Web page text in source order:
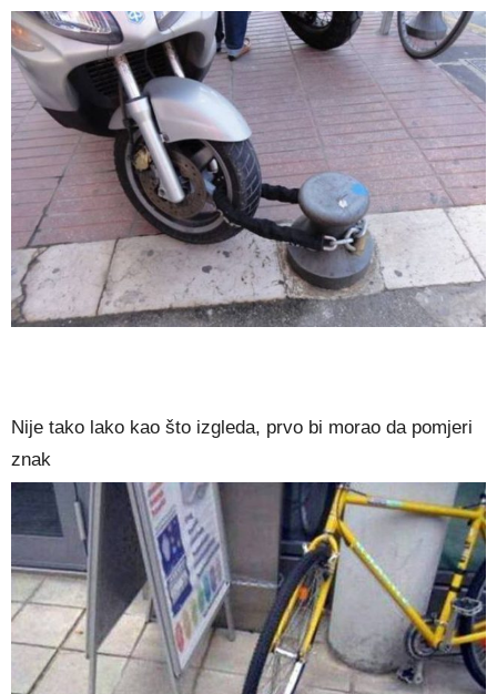
Nije tako lako kao što izgleda, prvo bi morao da pomjeri
znak